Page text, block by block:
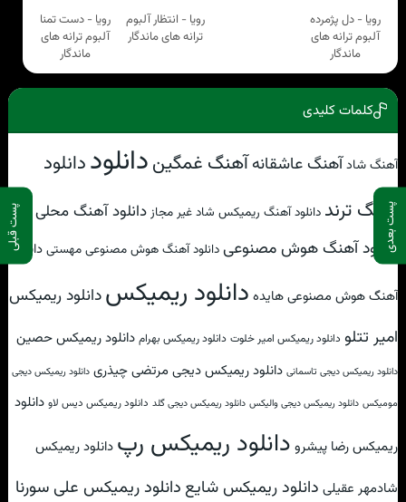
پست بعدی پست قبلی
رویا - دل پژمرده
آلبوم ترانه های
ماندگار
رویا - انتظار آلبوم
ترانه های ماندگار
رویا - دست تمنا
آلبوم ترانه های
ماندگار
کلمات کلیدی
آهنگ شادآهنگ عاشقانهآهنگ غمگیندانلوددانلود
آهنگ ترند دانلود آهنگ ریمیکس شاد غیر مجاز دانلود آهنگ محلی
دانلود آهنگ هوش مصنوعیدانلود آهنگ هوش مصنوعی مهستیدانلود
آهنگ هوش مصنوعی هایده دانلود ریمیکسدانلود ریمیکس
امیر تتلو دانلود ریمیکس امیر خلوت دانلود ریمیکس بهرام دانلود ریمیکس حصین
دانلود ریمیکس دیجی تاسمانی دانلود ریمیکس دیجی مرتضی چیذری دانلود ریمیکس دیجی
مومیکس دانلود ریمیکس دیجی والیکس دانلود ریمیکس دیجی گلد دانلود ریمیکس دیس لاو دانلود
ریمیکس رضا پیشرو دانلود ریمیکس رپ دانلود ریمیکس
شادمهر عقیلی دانلود ریمیکس شایع دانلود ریمیکس علی سورنا